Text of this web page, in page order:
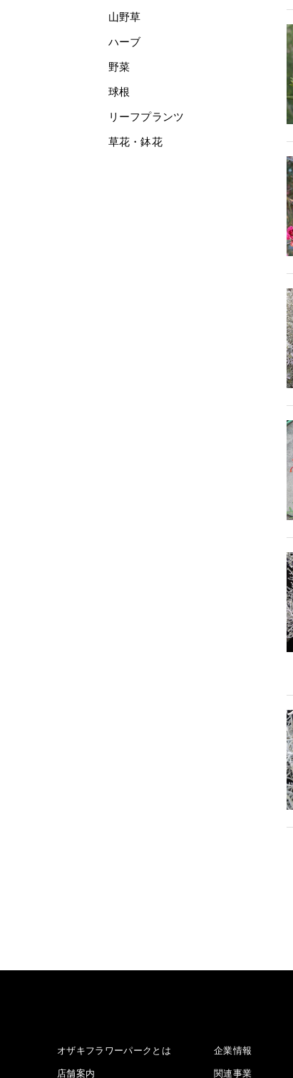
山野草
ハーブ
野菜
球根
リーフプランツ
草花・鉢花
オザキフラワーパークとは
店舗案内
企業情報
関連事業